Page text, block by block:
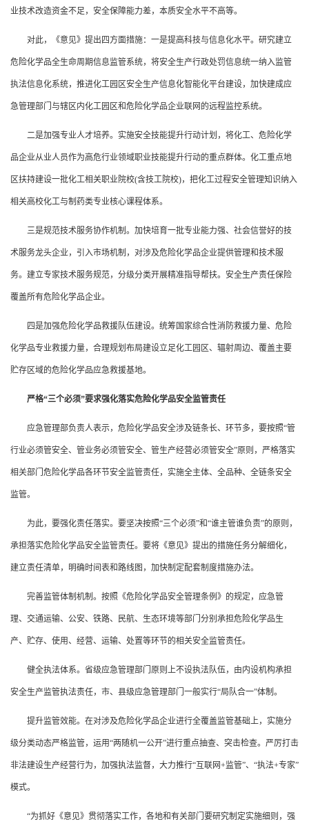
业技术改造资金不足，安全保障能力差，本质安全水平不高等。
对此，《意见》提出四方面措施：一是提高科技与信息化水平。研究建立
危险化学品全生命周期信息监管系统，将安全生产行政处罚信息统一纳入监管
执法信息化系统，推进化工园区安全生产信息化智能化平台建设，加快建成应
急管理部门与辖区内化工园区和危险化学品企业联网的远程监控系统。
二是加强专业人才培养。实施安全技能提升行动计划，将化工、危险化学
品企业从业人员作为高危行业领域职业技能提升行动的重点群体。化工重点地
区扶持建设一批化工相关职业院校(含技工院校)，把化工过程安全管理知识纳入
相关高校化工与制药类专业核心课程体系。
三是规范技术服务协作机制。加快培育一批专业能力强、社会信誉好的技
术服务龙头企业，引入市场机制，对涉及危险化学品企业提供管理和技术服
务。建立专家技术服务规范，分级分类开展精准指导帮扶。安全生产责任保险
覆盖所有危险化学品企业。
四是加强危险化学品救援队伍建设。统筹国家综合性消防救援力量、危险
化学品专业救援力量，合理规划布局建设立足化工园区、辐射周边、覆盖主要
贮存区域的危险化学品应急救援基地。
严格“三个必须”要求强化落实危险化学品安全监管责任
应急管理部负责人表示，危险化学品安全涉及链条长、环节多，要按照“管
行业必须管安全、管业务必须管安全、管生产经营必须管安全”原则，严格落实
相关部门危险化学品各环节安全监管责任，实施全主体、全品种、全链条安全
监管。
为此，要强化责任落实。要坚决按照“三个必须”和“谁主管谁负责”的原则，
承担落实危险化学品安全监管责任。要将《意见》提出的措施任务分解细化，
建立责任清单，明确时间表和路线图，加快制定配套制度措施办法。
完善监管体制机制。按照《危险化学品安全管理条例》的规定，应急管
理、交通运输、公安、铁路、民航、生态环境等部门分别承担危险化学品生
产、贮存、使用、经营、运输、处置等环节的相关安全监管责任。
健全执法体系。省级应急管理部门原则上不设执法队伍，由内设机构承担
安全生产监管执法责任，市、县级应急管理部门一般实行“局队合一”体制。
提升监管效能。在对涉及危险化学品企业进行全覆盖监管基础上，实施分
级分类动态严格监管，运用“两随机一公开”进行重点抽查、突击检查。严厉打击
非法建设生产经营行为，加强执法监督，大力推行“互联网+监管”、“执法+专家”
模式。
“为抓好《意见》贯彻落实工作，各地和有关部门要研究制定实施细则，强